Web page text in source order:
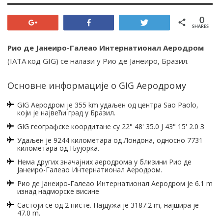
SHARES
0
Рио де Јанеиро-Галеао Интернатионал Аеродром
(IATA код GIG) се налази у Рио де Јанеиро, Бразил.
Основне информације о GIG Аеродрому
GIG Аеродром је 355 km удаљен од центра Sao Paolo,
који је највећи град у Бразил.
GIG географске коордитане су 22° 48' 35.0 Ј 43° 15' 2.0 З
Удаљен је 9244 километара од Лондона, односно 7731
километара од Њујорка.
Нема других значајних аеродрома у близини Рио де
Јанеиро-Галеао Интернатионал Аеродром.
Рио де Јанеиро-Галеао Интернатионал Аеродром је 6.1 m
изнад надморске висине
Састоји се од 2 писте. Најдужа је 3187.2 m, најшира је
47.0 m.